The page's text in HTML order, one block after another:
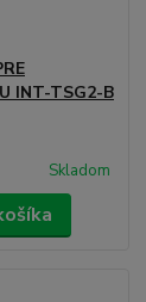
INT-TSG2-B
Skladom